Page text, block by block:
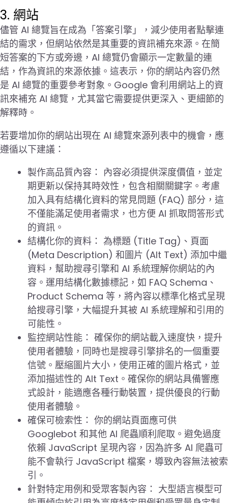
3. 網站
儘管 AI 總覽旨在成為「答案引擎」，減少使用者點擊連
結的需求，但網站依然是其重要的資訊補充來源。在簡
短答案的下方或旁邊，AI 總覽仍會顯示一定數量的連
結，作為資訊的來源依據。這表示，你的網站內容仍然
是 AI 總覽的重要參考對象。Google 會利用網站上的資
訊來補充 AI 總覽，尤其當它需要提供更深入、更細節的
解釋時。
若要增加你的網站出現在 AI 總覽來源列表中的機會，應
遵循以下建議：
製作高品質內容： 內容必須提供深度價值，並定
期更新以保持其時效性，包含相關關鍵字。考慮
加入具有結構化資料的常見問題 (FAQ) 部分，這
不僅能滿足使用者需求，也方便 AI 抓取問答形式
的資訊。
結構化你的資料： 為標題 (Title Tag)、頁面
(Meta Description) 和圖片 (Alt Text) 添加中繼
資料，幫助搜尋引擎和 AI 系統理解你網站的內
容。運用結構化數據標記，如 FAQ Schema、
Product Schema 等，將內容以標準化格式呈現
給搜尋引擎，大幅提升其被 AI 系統理解和引用的
可能性。
監控網站性能： 確保你的網站載入速度快，提升
使用者體驗，同時也是搜尋引擎排名的一個重要
信號。壓縮圖片大小，使用正確的圖片格式，並
添加描述性的 Alt Text。確保你的網站具備響應
式設計，能適應各種行動裝置，提供優良的行動
使用者體驗。
確保可檢索性： 你的網站頁面應可供
Googlebot 和其他 AI 爬蟲順利爬取。避免過度
依賴 JavaScript 呈現內容，因為許多 AI 爬蟲可
能不會執行 JavaScript 檔案，導致內容無法被索
引。
針對特定用例和受眾客製內容： 大型語言模型可